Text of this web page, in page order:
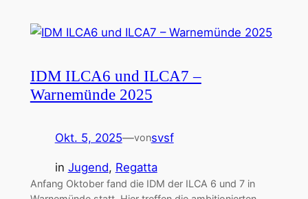
IDM ILCA6 und ILCA7 –
Warnemünde 2025
Okt. 5, 2025—vonsvsf
in Jugend, Regatta
Anfang Oktober fand die IDM der ILCA 6 und 7 in